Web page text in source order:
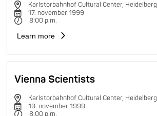
Karlstorbahnhof Cultural Center, Heidelberg
17. november 1999
8:00 p.m.
Learn more
Vienna Scientists
Karlstorbahnhof Cultural Center, Heidelberg
19. november 1999
8:00 p.m.